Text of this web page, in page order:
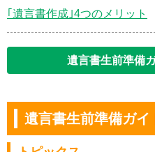
｢遺言書作成｣4つのメリット
遺言書生前準備
遺言書生前準備ガイ